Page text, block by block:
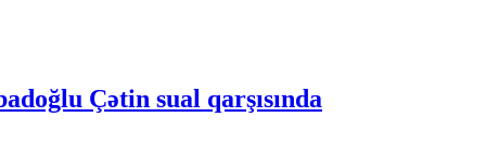
Çətin sual qarşısında